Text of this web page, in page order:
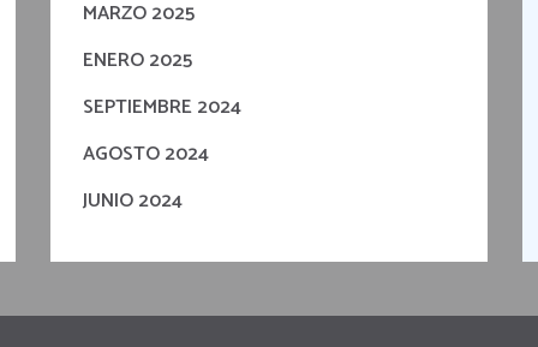
MARZO 2025
ENERO 2025
SEPTIEMBRE 2024
AGOSTO 2024
JUNIO 2024